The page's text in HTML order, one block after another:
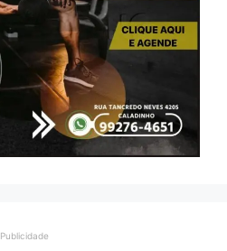
Publicidade